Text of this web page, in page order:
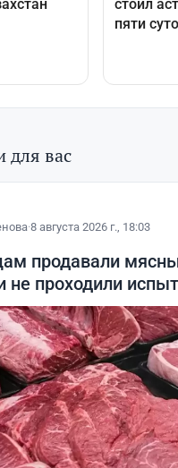
для вас
·8 августа 2026 г., 18:03
продавали
не проходили